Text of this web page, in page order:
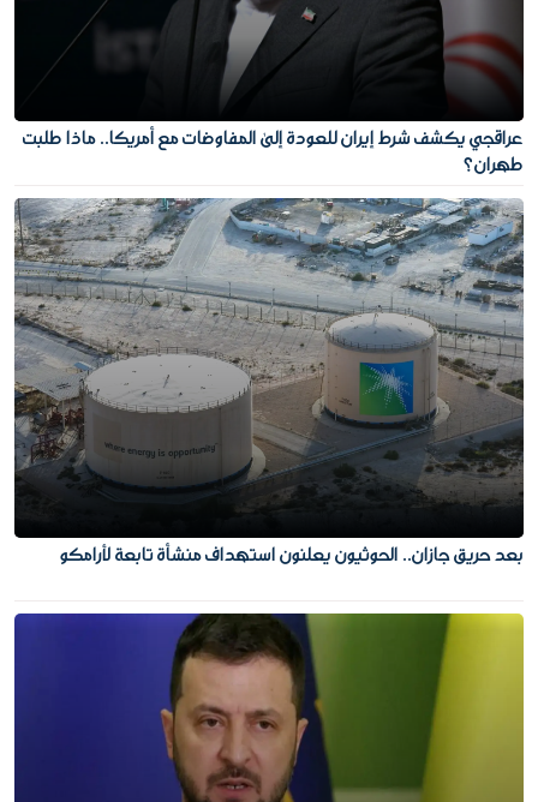
عراقجي يكشف شرط إيران للعودة إلى المفاوضات مع أمريكا.. ماذا طلبت
طهران؟
بعد حريق جازان.. الحوثيون يعلنون استهداف منشأة تابعة لأرامكو